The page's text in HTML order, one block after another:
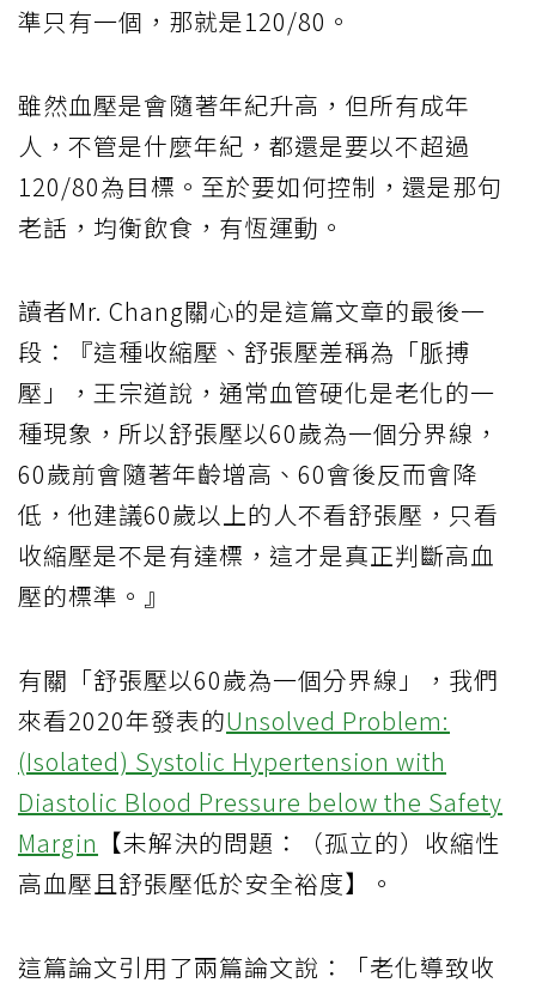
準只有一個，那就是120/80。
雖然血壓是會隨著年紀升高，但所有成年
人，不管是什麼年紀，都還是要以不超過
120/80為目標。至於要如何控制，還是那句
老話，均衡飲食，有恆運動。
讀者Mr. Chang關心的是這篇文章的最後一
段：『這種收縮壓、舒張壓差稱為「脈搏
壓」，王宗道說，通常血管硬化是老化的一
種現象，所以舒張壓以60歲為一個分界線，
60歲前會隨著年齡增高、60會後反而會降
低，他建議60歲以上的人不看舒張壓，只看
收縮壓是不是有達標，這才是真正判斷高血
壓的標準。』
有關「舒張壓以60歲為一個分界線」，我們
來看2020年發表的Unsolved Problem:
(Isolated) Systolic Hypertension with
Diastolic Blood Pressure below the Safety
Margin 【未解決的問題：（孤立的）收縮性
高血壓且舒張壓低於安全裕度】。
這篇論文引用了兩篇論文說：「老化導致收